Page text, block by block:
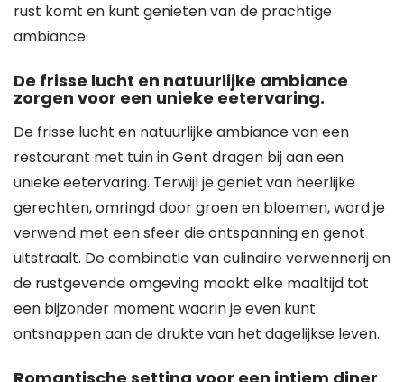
rust komt en kunt genieten van de prachtige
ambiance.
De frisse lucht en natuurlijke ambiance
zorgen voor een unieke eetervaring.
De frisse lucht en natuurlijke ambiance van een
restaurant met tuin in Gent dragen bij aan een
unieke eetervaring. Terwijl je geniet van heerlijke
gerechten, omringd door groen en bloemen, word je
verwend met een sfeer die ontspanning en genot
uitstraalt. De combinatie van culinaire verwennerij en
de rustgevende omgeving maakt elke maaltijd tot
een bijzonder moment waarin je even kunt
ontsnappen aan de drukte van het dagelijkse leven.